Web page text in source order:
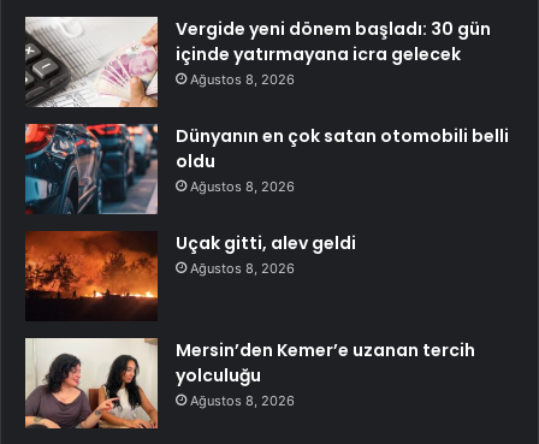
Vergide yeni dönem başladı: 30 gün
içinde yatırmayana icra gelecek
Ağustos 8, 2026
Dünyanın en çok satan otomobili belli
oldu
Ağustos 8, 2026
Uçak gitti, alev geldi
Ağustos 8, 2026
Mersin’den Kemer’e uzanan tercih
yolculuğu
Ağustos 8, 2026